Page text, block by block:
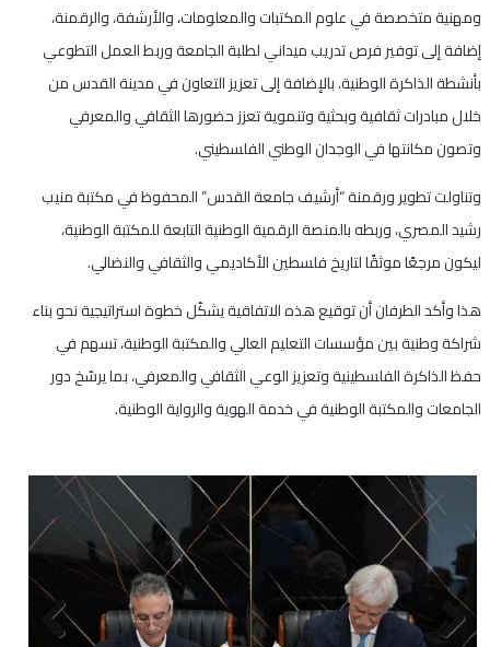
ومهنية متخصصة في علوم المكتبات والمعلومات، والأرشفة، والرقمنة،
إضافة إلى توفير فرص تدريب ميداني لطلبة الجامعة وربط العمل التطوعي
بأنشطة الذاكرة الوطنية. بالإضافة إلى تعزيز التعاون في مدينة القدس من
خلال مبادرات ثقافية وبحثية وتنموية تعزز حضورها الثقافي والمعرفي
وتصون مكانتها في الوجدان الوطني الفلسطيني.
وتناولت تطوير ورقمنة “أرشيف جامعة القدس” المحفوظ في مكتبة منيب
رشيد المصري، وربطه بالمنصة الرقمية الوطنية التابعة للمكتبة الوطنية،
ليكون مرجعًا موثقًا لتاريخ فلسطين الأكاديمي والثقافي والنضالي.
هذا وأكد الطرفان أن توقيع هذه الاتفاقية يشكّل خطوة استراتيجية نحو بناء
شراكة وطنية بين مؤسسات التعليم العالي والمكتبة الوطنية، تسهم في
حفظ الذاكرة الفلسطينية وتعزيز الوعي الثقافي والمعرفي، بما يرسّخ دور
الجامعات والمكتبة الوطنية في خدمة الهوية والرواية الوطنية.